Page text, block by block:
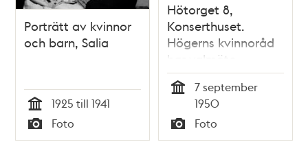
Porträtt av kvinnor
och barn, Salia
Tid
1925 till 1941
Typ
Foto
Hötorget 8,
Konserthuset.
Högerns kvinnoråd
har valmöte.
Kvällens talare fr. v.
Inga Johanson, Lisa
Svanberg, Anna
Hagström, Elsa
7 september
1950
Typ
Foto